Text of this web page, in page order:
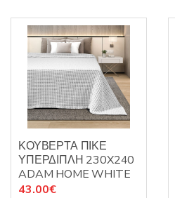
ΚΟΥΒΕΡΤΑ ΠΙΚΕ
ΥΠΕΡΔΙΠΛΗ 230X240
ADAM HOME WHITE
43.00€